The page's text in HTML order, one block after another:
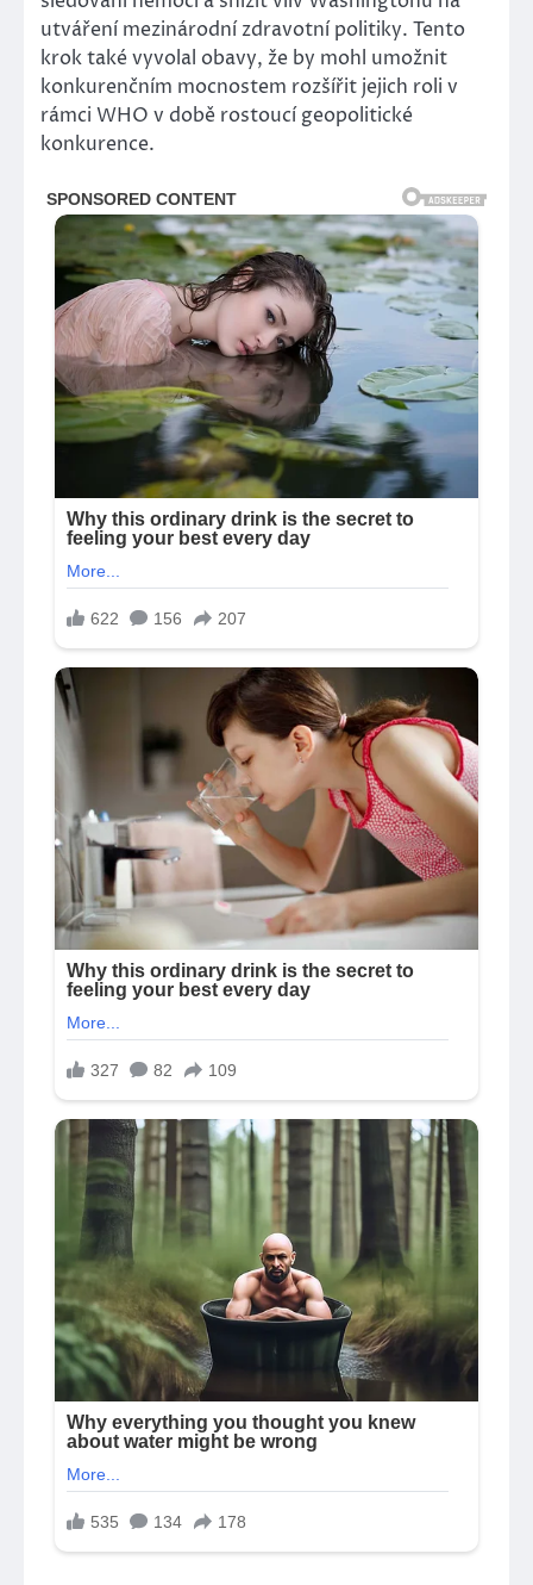
utváření mezinárodní zdravotní politiky. Tento
krok také vyvolal obavy, že by mohl umožnit
konkurenčním mocnostem rozšířit jejich roli v
rámci WHO v době rostoucí geopolitické
konkurence.